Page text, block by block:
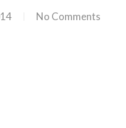
No Comments